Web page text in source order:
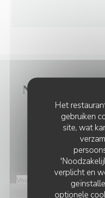
Het
gebruiken
site, wat
verplicht en
optionele
NEEM
Wilt u contact
Vul het